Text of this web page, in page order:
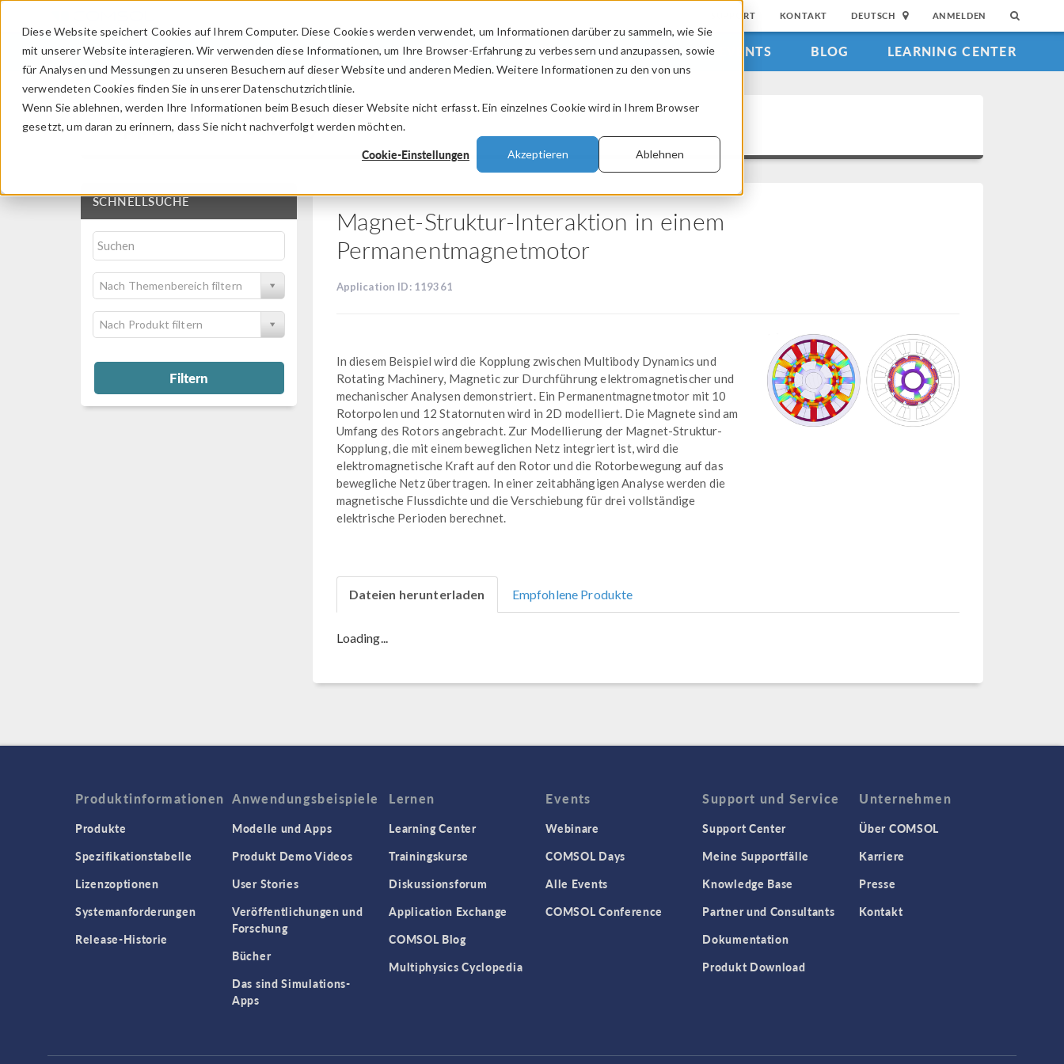
Diese Website speichert Cookies auf Ihrem Computer. Diese Cookies werden verwendet, um Informationen darüber zu sammeln, wie Sie
mit unserer Website interagieren. Wir verwenden diese Informationen, um Ihre Browser-Erfahrung zu verbessern und anzupassen, sowie
für Analysen und Messungen zu unseren Besuchern auf dieser Website und anderen Medien. Weitere Informationen zu den von uns
verwendeten Cookies finden Sie in unserer Datenschutzrichtlinie.
Wenn Sie ablehnen, werden Ihre Informationen beim Besuch dieser Website nicht erfasst. Ein einzelnes Cookie wird in Ihrem Browser
gesetzt, um daran zu erinnern, dass Sie nicht nachverfolgt werden möchten.
Cookie-Einstellungen Akzeptieren Ablehnen
SUPPORT KONTAKT DEUTSCH ANMELDEN
PRODUKTE BRANCHEN VIDEOS EVENTS BLOG LEARNING CENTER
Application Gallery
SCHNELLSUCHE
Nach Themenbereich filtern
Nach Produkt filtern
Filtern
Magnet-Struktur-Interaktion in einem
Permanentmagnetmotor
Application ID: 119361
In diesem Beispiel wird die Kopplung zwischen Multibody Dynamics und
Rotating Machinery, Magnetic zur Durchführung elektromagnetischer und
mechanischer Analysen demonstriert. Ein Permanentmagnetmotor mit 10
Rotorpolen und 12 Statornuten wird in 2D modelliert. Die Magnete sind am
Umfang des Rotors angebracht. Zur Modellierung der Magnet-Struktur-
Kopplung, die mit einem beweglichen Netz integriert ist, wird die
elektromagnetische Kraft auf den Rotor und die Rotorbewegung auf das
bewegliche Netz übertragen. In einer zeitabhängigen Analyse werden die
magnetische Flussdichte und die Verschiebung für drei vollständige
elektrische Perioden berechnet.
Dateien herunterladen Empfohlene Produkte
Loading...
Produktinformationen
Produkte
Spezifikationstabelle
Lizenzoptionen
Systemanforderungen
Release-Historie
Anwendungsbeispiele
Modelle und Apps
Produkt Demo Videos
User Stories
Veröffentlichungen und
Forschung
Bücher
Das sind Simulations-
Apps
Lernen
Learning Center
Trainingskurse
Diskussionsforum
Application Exchange
COMSOL Blog
Multiphysics Cyclopedia
Events
Webinare
COMSOL Days
Alle Events
COMSOL Conference
Support und Service
Support Center
Meine Supportfälle
Knowledge Base
Partner und Consultants
Dokumentation
Produkt Download
Unternehmen
Über COMSOL
Karriere
Presse
Kontakt